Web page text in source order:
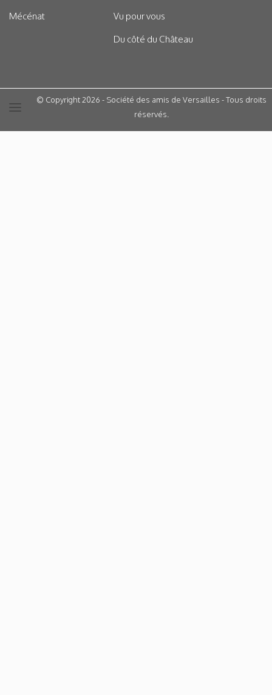
Mécénat
Vu pour vous
Du côté du Château
© Copyright 2026 - Société des amis de Versailles - Tous droits
réservés.